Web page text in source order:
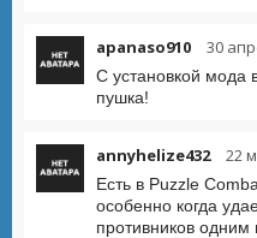
apanaso910 30
С установкой мода
пушка!
annyhelize432 22
Есть в Puzzle
особенно когда
противников